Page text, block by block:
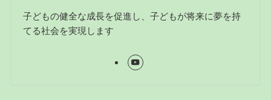
子どもの健全な成長を促進し、子どもが将来に夢を持
てる社会を実現します